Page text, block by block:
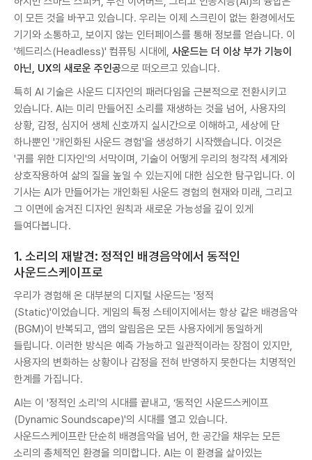
이 모든 것을 바꾸고 있습니다. 우리는 이제 스크린이 없는 환경에서도
기기와 소통하고, 보이지 않는 인터페이스를 통해 정보를 얻습니다. 이
'헤드리스(Headless)' 컴퓨팅 시대에, 사운드는 더 이상 부가 기능이
아닌, UX의 새로운 주인공으로 떠오르고 있습니다.
특히 AI 기술은 사운드 디자인의 패러다임을 근본적으로 전환시키고
있습니다. AI는 미리 만들어진 소리를 재생하는 것을 넘어, 사용자의
상황, 감정, 심지어 생체 신호까지 실시간으로 이해하고, 세상에 단
하나뿐인 '개인화된 사운드 경험'을 생성하기 시작했습니다. 이것은
'귀를 위한 디자인'의 서막이며, 기술이 어떻게 우리의 청각적 세계와
상호작용하여 삶의 질을 높일 수 있는지에 대한 심오한 탐구입니다. 이
기사는 AI가 만들어가는 개인화된 사운드 경험의 현재와 미래, 그리고
그 이면에 숨겨진 디자인 원칙과 새로운 가능성을 깊이 있게
들여다봅니다.
1. 소리의 재발견: 정적인 배경음악에서 동적인
사운드스케이프로
우리가 경험해 온 대부분의 디지털 사운드는 '정적
(Static)'이었습니다. 게임의 특정 스테이지에서는 항상 같은 배경음악
(BGM)이 반복되고, 앱의 알림음은 모든 사용자에게 동일하게
들립니다. 이러한 방식은 예측 가능하고 일관적이라는 장점이 있지만,
사용자의 변화하는 상황이나 감정을 전혀 반영하지 못한다는 치명적인
한계를 가집니다.
AI는 이 '정적인 소리'의 시대를 끝내고, ‘동적인 사운드스케이프
(Dynamic Soundscape)'의 시대를 열고 있습니다.
사운드스케이프란 단순히 배경음악을 넘어, 한 공간을 채우는 모든
소리의 총체적인 환경을 의미합니다. AI는 이 환경을 살아있는